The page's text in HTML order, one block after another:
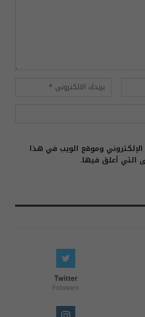
وموقع الويب في هذا
التي أعلق فيها.
Twitter
Followers